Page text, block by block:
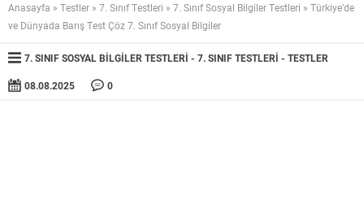
Anasayfa » Testler » 7. Sınıf Testleri » 7. Sınıf Sosyal Bilgiler Testleri » Türkiye’de
ve Dünyada Barış Test Çöz 7. Sınıf Sosyal Bilgiler
7. SINIF SOSYAL BILGILER TESTLERI 7. SINIF TESTLERI TESTLER
08.08.2025 0